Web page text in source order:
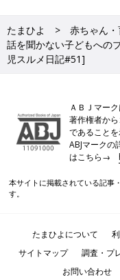
たまひよ 赤ちゃん
話を聞かない子どもへの
児スルメ日記#51]
ＡＢＪマー
著作権者か
であること
ABJマークの
はこちら→
本サイトに掲載されている記事
す。
たまひよについて
サイトマップ
調査・プ
お問い合わせ